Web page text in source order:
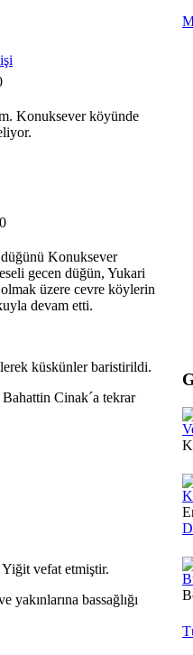
Konuksever köyünde
Konuksever
gecen düğün, Yukari
üzere cevre köylerin
devam etti.
küskünler baristirildi.
Cinak´a tekrar
vefat etmiştir.
yakınlarına bassağlığı